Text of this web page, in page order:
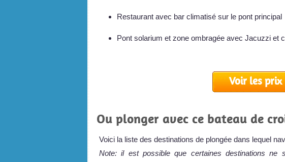
Restaurant avec bar climatisé sur le pont principal
Pont solarium et zone ombragée avec Jacuzzi et
Voir les prix
Ou plonger avec ce bateau de
Voici la liste des destinations de plongée dans lequel
Note: il est possible que certaines destinations ne